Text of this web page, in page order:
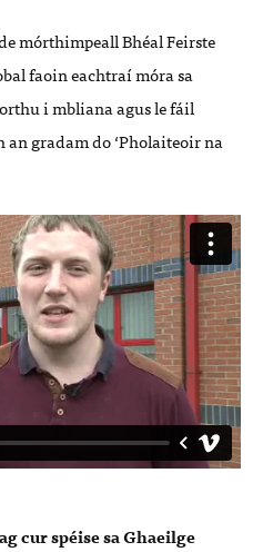
mórthimpeall Bhéal Feirste
faoin eachtraí móra sa
i mbliana agus le fáil
gradam do ‘Pholaiteoir na
cur spéise sa Ghaeilge